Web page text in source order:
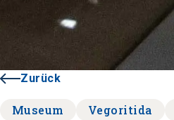
Zurück
Museum Vegoritida